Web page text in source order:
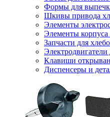
Формы для
Шкивы привода
Элементы
Элементы корпуса
Запчасти для
Электродвигатели
Клавиши
Диспенсеры и